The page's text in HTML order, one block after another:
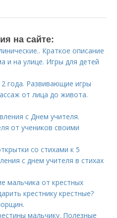
на сайте:
Краткое описание
и на улице. Игры для детей
года. Развивающие игры
от лица до живота.
с Днем учителя.
от учеников своими
со стихами к 5
с днем учителя в стихах
мальчика от крестных
крестнику крестные?
мальчику. Полезные